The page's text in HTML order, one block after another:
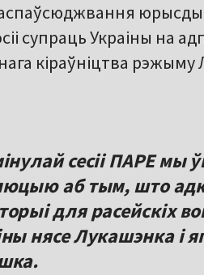
супраць Украіны на
кіраўніцтва рэжыму
сесіі ПАРЕ мы
аб тым, што
для расейскіх
нясе Лукашэнка і